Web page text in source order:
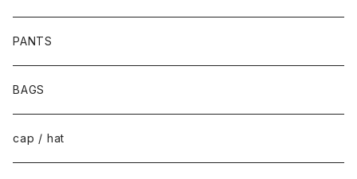
PANTS
BAGS
cap / hat